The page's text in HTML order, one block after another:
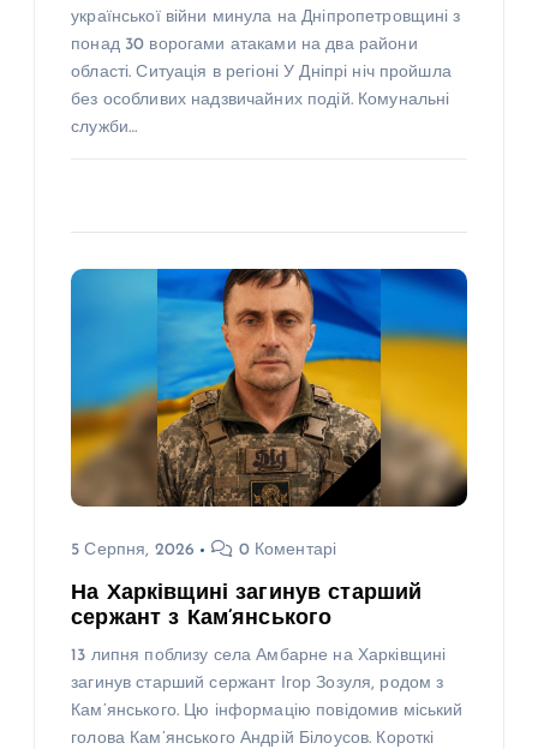
української війни минула на Дніпропетровщині з
понад 30 ворогами атаками на два райони
області. Ситуація в регіоні У Дніпрі ніч пройшла
без особливих надзвичайних подій. Комунальні
служби…
5 Серпня, 2026 0 Коментарі
На Харківщині загинув старший
сержант з Кам’янського
13 липня поблизу села Амбарне на Харківщині
загинув старший сержант Ігор Зозуля, родом з
Кам’янського. Цю інформацію повідомив міський
голова Кам’янського Андрій Білоусов. Короткі